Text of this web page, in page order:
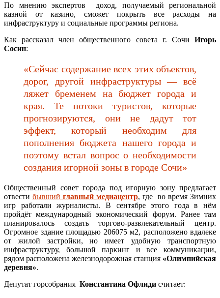
По мнению экспертов доход, получаемый региональной
казной от казино, сможет покрыть все расходы на
инфраструктуру и социальные программы региона.
Как рассказал член общественного совета г. Сочи Игорь
Сосин:
«Сейчас содержание всех этих объектов,
дорог, другой инфраструктуры — всё
ляжет бременем на бюджет города и
края. Те потоки туристов, которые
прогнозируются, они не дадут тот
эффект, который необходим для
пополнения бюджета нашего города и
поэтому встал вопрос о необходимости
создания игорной зоны в городе Сочи»
Общественный совет города под игорную зону предлагает
отвести бывший главный медиацентр, где во время Зимних
игр работали журналисты. В сентябре этого года в нём
пройдёт международный экономический форум. Ранее там
планировалось создать торгово-развлекательный центр.
Огромное здание площадью 206075 м2, расположено вдалеке
от жилой застройки, но имеет удобную транспортную
инфраструктуру, большой паркинг и все коммуникации,
рядом расположена железнодорожная станция «Олимпийская
деревня».
Де­пу­тат горсобрания Кон­стан­тина Оф­ли­ди считает: